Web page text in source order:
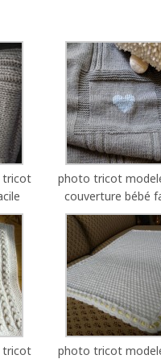
tricot
photo tricot
couverture bébé
tricot
photo tricot